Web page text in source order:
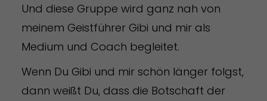
Und diese Gruppe wird ganz nah von
meinem Geistführer Gibi und mir als
Medium und Coach begleitet.
Wenn Du Gibi und mir schön länger folgst,
dann weißt Du, dass die Botschaft der